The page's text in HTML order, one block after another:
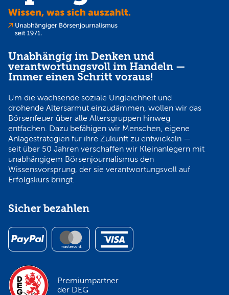
Unabhängig im Denken und
verantwortungsvoll im Handeln —
Immer einen Schritt voraus!
Um die wachsende soziale Ungleichheit und
drohende Altersarmut einzudämmen, wollen wir das
Börsenfeuer über alle Altersgruppen hinweg
entfachen. Dazu befähigen wir Menschen, eigene
Anlagestrategien für ihre Zukunft zu entwickeln —
seit über 50 Jahren verschaffen wir Kleinanlegern mit
unabhängigem Börsenjournalismus den
Wissensvorsprung, der sie verantwortungsvoll auf
Erfolgskurs bringt.
Sicher bezahlen
Premiumpartner
der DEG